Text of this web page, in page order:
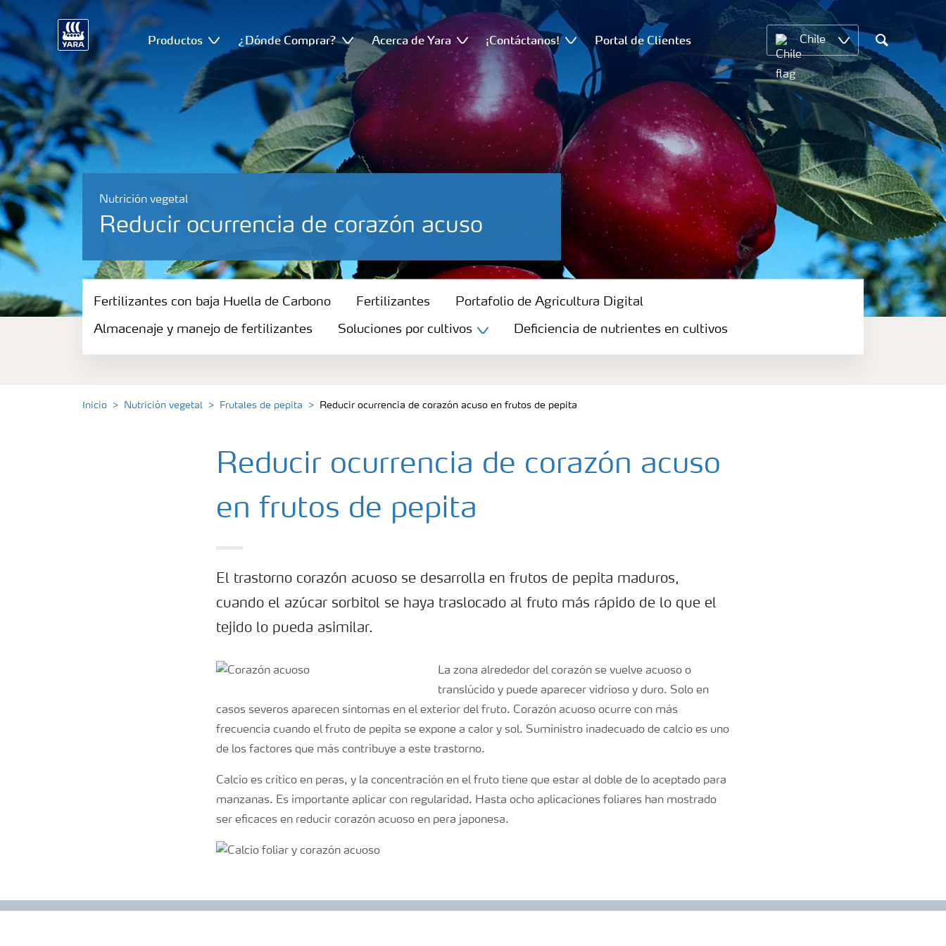
Productos ¿Dónde Comprar? Acerca de Yara ¡Contáctanos! Portal de Clientes Chile
Search
Nutrición vegetal
Reducir ocurrencia de corazón acuso
Fertilizantes con baja Huella de Carbono
Fertilizantes
Deficiencia de nutrientes en cultivos
Fertilizantes con baja Huella de Carbono Fertilizantes Portafolio de Agricultura Digital
Almacenaje y manejo de fertilizantes Soluciones por cultivos Deficiencia de nutrientes en cultivos
Inicio Nutrición vegetal Frutales de pepita Reducir ocurrencia de corazón acuso en frutos de pepita
Reducir ocurrencia de corazón acuso
en frutos de pepita
El trastorno corazón acuoso se desarrolla en frutos de pepita maduros,
cuando el azúcar sorbitol se haya traslocado al fruto más rápido de lo que el
tejido lo pueda asimilar.
La zona alrededor del corazón se vuelve acuoso o
translúcido y puede aparecer vidrioso y duro. Solo en
casos severos aparecen síntomas en el exterior del fruto. Corazón acuoso ocurre con más
frecuencia cuando el fruto de pepita se expone a calor y sol. Suministro inadecuado de calcio es uno
de los factores que más contribuye a este trastorno.
Calcio es crítico en peras, y la concentración en el fruto tiene que estar al doble de lo aceptado para
manzanas. Es importante aplicar con regularidad. Hasta ocho aplicaciones foliares han mostrado
ser eficaces en reducir corazón acuoso en pera japonesa.